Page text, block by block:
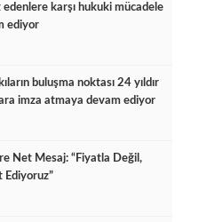
karşı hukuki mücadele
ediyor
buluşma noktası 24 yıldır
imza atmaya devam ediyor
Net Mesaj: “Fiyatla Değil,
Ediyoruz”